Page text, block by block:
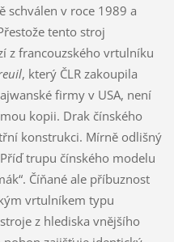
v roce 1989 a
tento stroj
z francouzského vrtulníku
, který ČLR zakoupila
firmy v USA, není
kopii. Drak čínského
konstrukci. Mírně odlišný
trupu čínského modelu
Číňané ale příbuznost
vrtulníkem typu
z hlediska vnějšího